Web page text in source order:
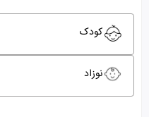
کودک
نوزاد